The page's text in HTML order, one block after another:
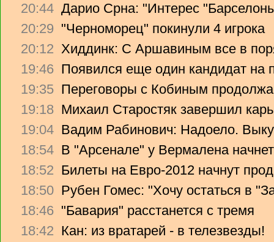
20:44 Дарио Срна: "Интерес
20:29 "Черноморец" покинули 4 игрока
20:12 Хиддинк: С Аршавиным все в
19:46 Появился еще один кандидат на
19:35 Переговоры с Кобиным
19:18 Михаил Старостяк завершил
19:04 Вадим Рабинович: Надоело.
18:54 В "Арсенале" у Вермалена
18:52 Билеты на Евро-2012 начнут
18:50 Рубен Гомес: "Хочу остаться в
18:46 "Бавария" расстанется с тремя
18:42 Кан: из вратарей - в телезвезды!